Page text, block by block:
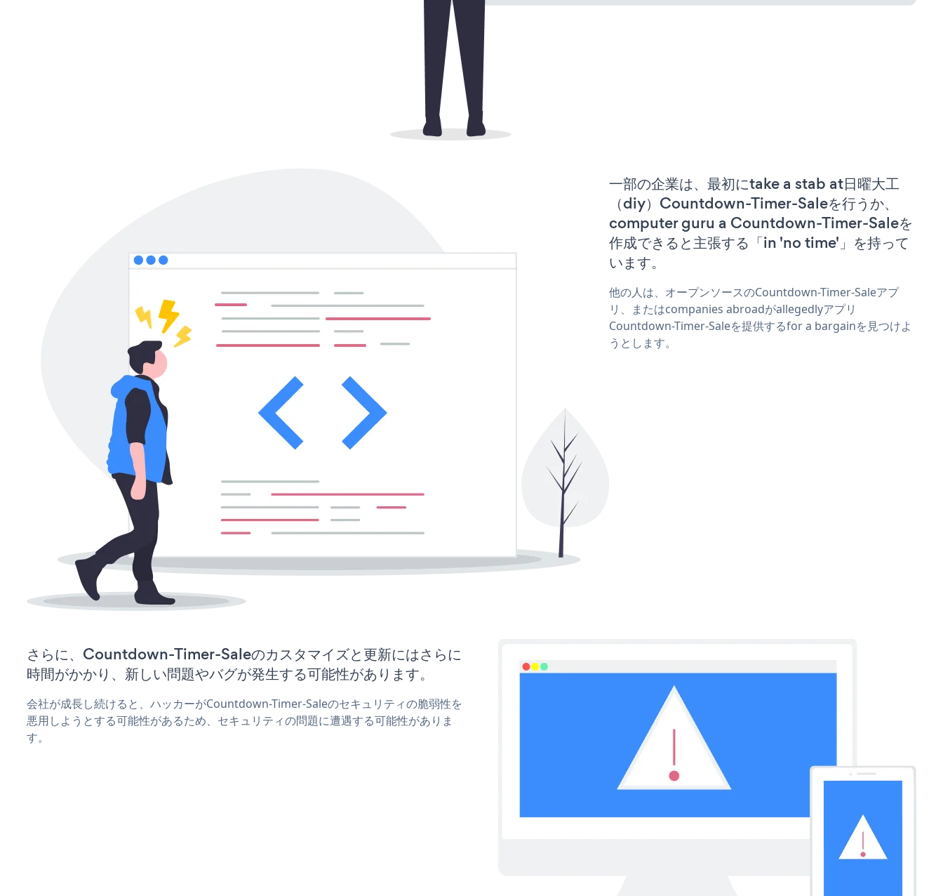
一部の企業は、最初にtake a stab at日曜大工
（diy）Countdown-Timer-Saleを行うか、
computer guru a Countdown-Timer-Saleを
作成できると主張する「in 'no time'」を持って
います。
他の人は、オープンソースのCountdown-Timer-Saleアプ
リ、またはcompanies abroadがallegedlyアプリ
Countdown-Timer-Saleを提供するfor a bargainを見つけよ
うとします。
さらに、Countdown-Timer-Saleのカスタマイズと更新にはさらに
時間がかかり、新しい問題やバグが発生する可能性があります。
会社が成長し続けると、ハッカーがCountdown-Timer-Saleのセキュリティの脆弱性を
悪用しようとする可能性があるため、セキュリティの問題に遭遇する可能性がありま
す。